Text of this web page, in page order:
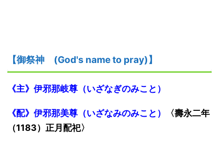
【御祭神 (God's name to pray)】
《主》伊邪那岐尊（いざなぎのみこと）
《配》伊邪那美尊（いざなみのみこと） 〈壽永二年
（1183） 正月配祀〉